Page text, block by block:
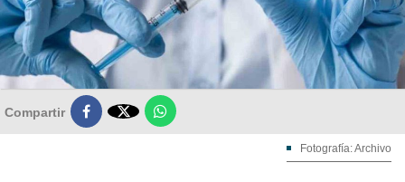
Compartir 
Fotografía: Archivo